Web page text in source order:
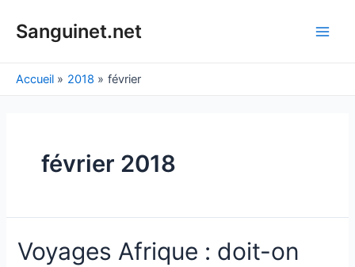
Sanguinet.net
Accueil 2018 février
février 2018
Voyages Afrique : doit-on